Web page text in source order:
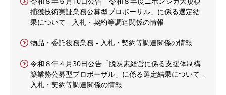
捕獲技術実証業務公募型プロポーザル」に係る選定結
果について - 入札・契約等調達関係の情報
物品・委託役務業務 - 入札・契約等調達関係の情報
令和８年４月30日公告「脱炭素経営に係る支援体制構
築業務公募型プロポーザル」に係る選定結果について -
入札・契約等調達関係の情報